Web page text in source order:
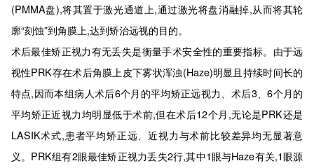
(PMMA盘),将其置于激光通道上,通过激光将盘消融掉,从而将其轮
廓“刻蚀”到角膜上,达到矫治远视的目的。
术后最佳矫正视力有无丢失是衡量手术安全性的重要指标。由于远
视性PRK存在术后角膜上皮下雾状浑浊(Haze)明显且持续时间长的
特点,因而本组病人术后6个月的平均矫正远视力、术后3、6个月的
平均矫正近视力均明显低于术前,但在术后12个月,无论是PRK还是
LASIK术式,患者平均矫正远、近视力与术前比较差异均无显著意
义。PRK组有2眼最佳矫正视力丢失2行,其中1眼与Haze有关,1眼源